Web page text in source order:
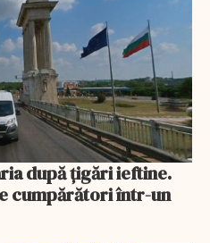
după țigări ieftine.
cumpărători într-un